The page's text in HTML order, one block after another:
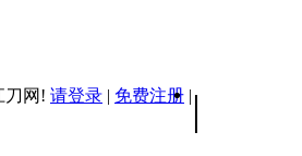
刀网! 请登录 | 免费注册 | |